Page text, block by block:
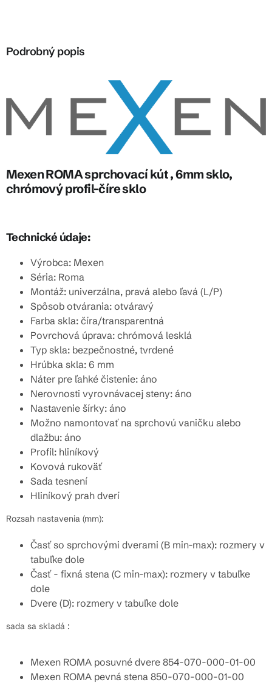
Podrobný popis
Mexen ROMA sprchovací kút , 6mm sklo,
chrómový profil-číre sklo
Technické údaje:
Výrobca: Mexen
Séria: Roma
Montáž: univerzálna, pravá alebo ľavá (L/P)
Spôsob otvárania: otváravý
Farba skla: číra/transparentná
Povrchová úprava: chrómová lesklá
Typ skla: bezpečnostné, tvrdené
Hrúbka skla: 6 mm
Náter pre ľahké čistenie: áno
Nerovnosti vyrovnávacej steny: áno
Nastavenie šírky: áno
Možno namontovať na sprchovú vaničku alebo
dlažbu: áno
Profil: hliníkový
Kovová rukoväť
Sada tesnení
Hliníkový prah dverí
Rozsah nastavenia (mm):
Časť so sprchovými dverami (B min-max): rozmery v
tabuľke dole
Časť - fixná stena (C min-max): rozmery v tabuľke
dole
Dvere (D): rozmery v tabuľke dole
sada sa skladá :
Mexen ROMA posuvné dvere 854-070-000-01-00
Mexen ROMA pevná stena 850-070-000-01-00